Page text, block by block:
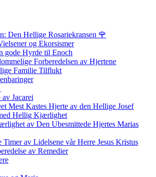
Den Hellige Rosariekransen 🌹
og Ekorsismer
gode Hyrde til Enoch
Forberedelsen av Hjertene
Familie Tilflukt
Jacarei
Mest Kastes Hjerte av den Hellige Josef
Hellig Kjærlighet
av Den Ubesmittede Hjertes Marias
av Lidelsene vår Herre Jesus Kristus
av Remedier